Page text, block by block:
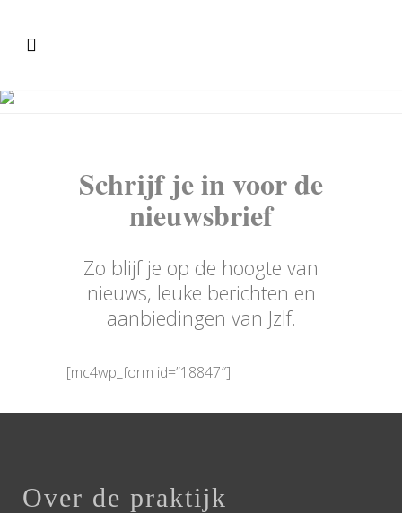
Schrijf je in voor de
nieuwsbrief
Zo blijf je op de hoogte van
nieuws, leuke berichten en
aanbiedingen van Jzlf.
[mc4wp_form id=”18847″]
Over de praktijk